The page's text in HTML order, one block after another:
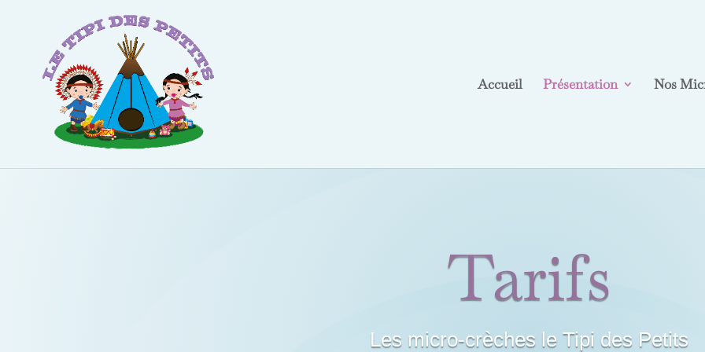
Accueil Présentation Nos
Tarifs
Les micro-crèches le Tipi des Petits